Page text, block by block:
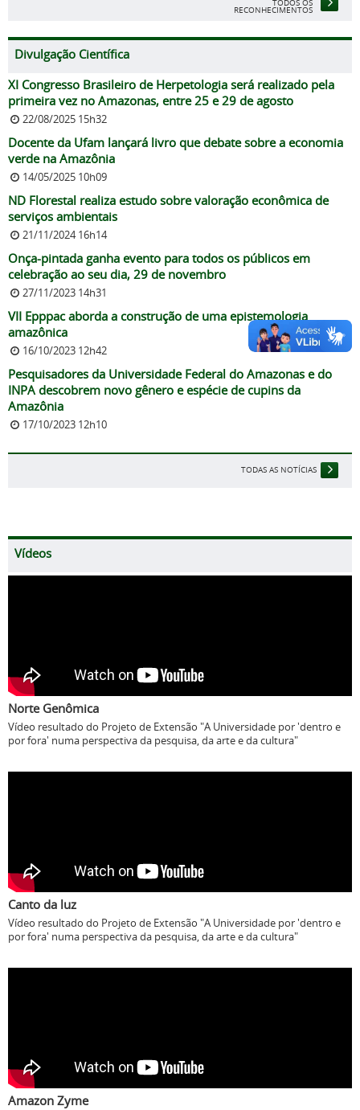
TODOS OS
RECONHECIMENTOS
Divulgação Científica
XI Congresso Brasileiro de Herpetologia será realizado pela
primeira vez no Amazonas, entre 25 e 29 de agosto
22/08/2025 15h32
Docente da Ufam lançará livro que debate sobre a economia
verde na Amazônia
14/05/2025 10h09
ND Florestal realiza estudo sobre valoração econômica de
serviços ambientais
21/11/2024 16h14
Onça-pintada ganha evento para todos os públicos em
celebração ao seu dia, 29 de novembro
27/11/2023 14h31
VII Epppac aborda a construção de uma epistemologia
amazônica
16/10/2023 12h42
Pesquisadores da Universidade Federal do Amazonas e do
INPA descobrem novo gênero e espécie de cupins da
Amazônia
17/10/2023 12h10
TODAS AS NOTÍCIAS
Vídeos
Norte Genômica
Vídeo resultado do Projeto de Extensão "A Universidade por 'dentro e
por fora' numa perspectiva da pesquisa, da arte e da cultura"
Canto da luz
Vídeo resultado do Projeto de Extensão "A Universidade por 'dentro e
por fora' numa perspectiva da pesquisa, da arte e da cultura"
Amazon Zyme